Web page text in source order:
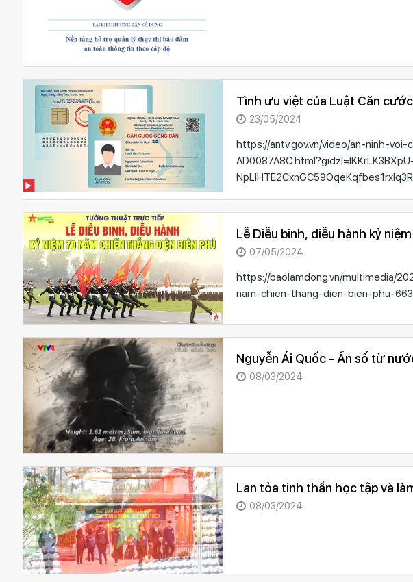
Tình ưu việt của Luật Căn cước
23/05/2024
https://antv.gov.vn/video/an-ninh-
Lễ Diễu binh, diễu hành kỷ
07/05/2024
https://baolamdong.vn/multimedia/
nam-chien-thang-dien-bien-phu-
Nguyễn Ái Quốc - Ẩn số từ
08/03/2024
Lan tỏa tinh thần học tập và
08/03/2024